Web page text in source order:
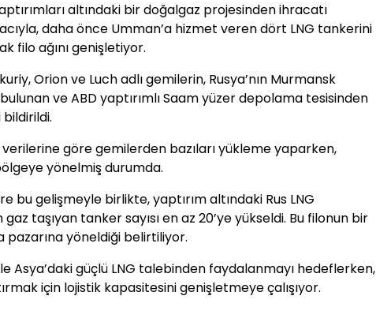
altındaki bir doğalgaz projesinden ihracatı
daha önce Umman’a hizmet veren dört LNG tankerini
filo ağını genişletiyor.
Orion ve Luch adlı gemilerin, Rusya’nın Murmansk
ve ABD yaptırımlı Saam yüzer depolama tesisinden
bildirildi.
göre gemilerden bazıları yükleme yaparken,
yönelmiş durumda.
bu gelişmeyle birlikte, yaptırım altındaki Rus LNG
taşıyan tanker sayısı en az 20’ye yükseldi. Bu filonun bir
pazarına yöneldiği belirtiliyor.
Asya’daki güçlü LNG talebinden faydalanmayı hedeflerken,
için lojistik kapasitesini genişletmeye çalışıyor.